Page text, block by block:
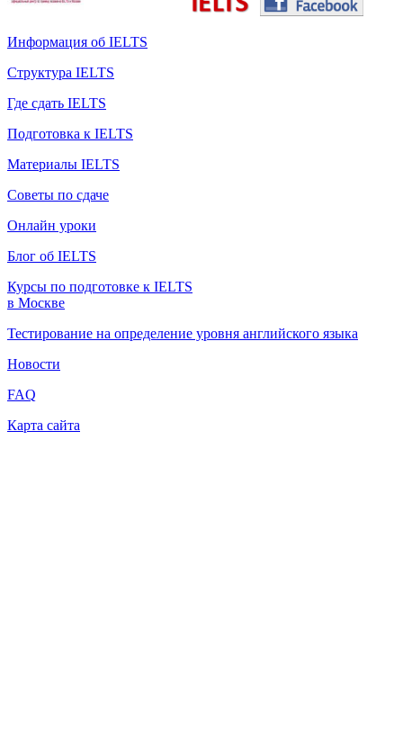
Информация об IELTS
Структура IELTS
Где сдать IELTS
Подготовка к IELTS
Материалы IELTS
Советы по сдаче
Онлайн уроки
Блог об IELTS
Курсы по подготовке к IELTS
в Москве
Тестирование на определение уровня английского языка
Новости
FAQ
Карта сайта